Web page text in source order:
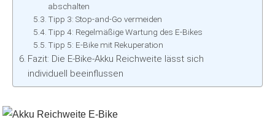
abschalten
Tipp 3: Stop-and-Go vermeiden
Tipp 4: Regelmäßige Wartung des E-Bikes
Tipp 5: E-Bike mit Rekuperation
Fazit: Die E-Bike-Akku Reichweite lässt sich
individuell beeinflussen